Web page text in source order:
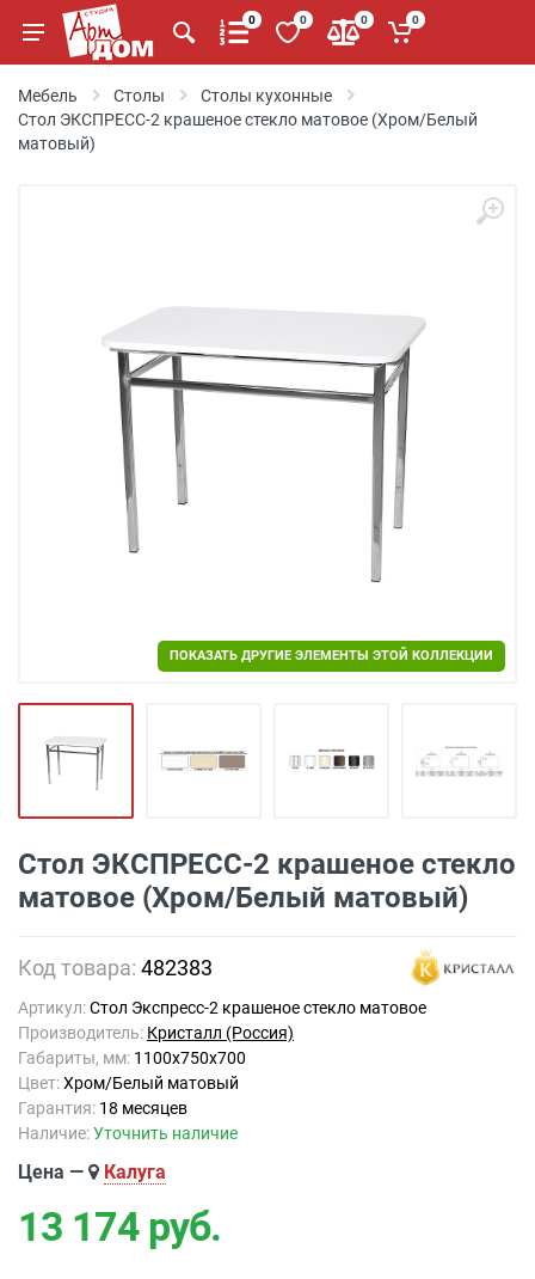
0 0 0 0
Мебель Столы
Столы кухонные
Стол ЭКСПРЕСС-2 крашеное стекло матовое (Хром/Белый
матовый)
ПОКАЗАТЬ ДРУГИЕ ЭЛЕМЕНТЫ ЭТОЙ КОЛЛЕКЦИИ
Стол ЭКСПРЕСС-2 крашеное стекло
матовое (Хром/Белый матовый)
Код товара: 482383
Артикул:Стол Экспресс-2 крашеное стекло матовое
Производитель: Кристалл (Россия)
Габариты, мм: 1100х750х700
Цвет:Хром/Белый матовый
Гарантия: 18 месяцев
Наличие:Уточнить наличие
Цена — Калуга
13 174 руб.